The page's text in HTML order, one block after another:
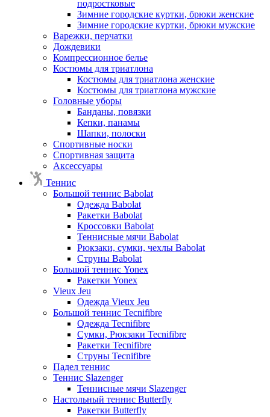
подростковые
Зимние городские куртки, брюки женские
Зимние городские куртки, брюки мужские
Варежки, перчатки
Дождевики
Компрессионное белье
Костюмы для триатлона
Костюмы для триатлона женские
Костюмы для триатлона мужские
Головные уборы
Банданы, повязки
Кепки, панамы
Шапки, полоски
Спортивные носки
Спортивная защита
Аксессуары
Теннис
Большой теннис Babolat
Одежда Babolat
Ракетки Babolat
Кроссовки Babolat
Теннисные мячи Babolat
Рюкзаки, сумки, чехлы Babolat
Струны Babolat
Большой теннис Yonex
Ракетки Yonex
Vieux Jeu
Одежда Vieux Jeu
Большой теннис Tecnifibre
Одежда Tecnifibre
Сумки, Рюкзаки Tecnifibre
Ракетки Tecnifibre
Струны Tecnifibre
Падел теннис
Теннис Slazenger
Теннисные мячи Slazenger
Настольный теннис Butterfly
Ракетки Butterfly